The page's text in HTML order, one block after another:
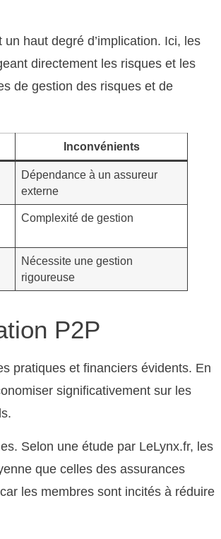
haut degré d’implication. Ici, les
directement les risques et les
de gestion des risques et de
Inconvénients
Dépendance à un assureur
externe
Complexité de gestion
Nécessite une gestion
rigoureuse
P2P
pratiques et financiers évidents. En
significativement sur les
Selon une étude par LeLynx.fr, les
que celles des assurances
les membres sont incités à réduire